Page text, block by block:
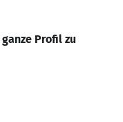
Profil zu